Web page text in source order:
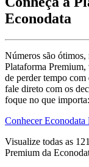
Econodata
Números são ótimos,
Plataforma Premium,
de perder tempo com
fale direto com os
foque no que
Conhecer Econodata
Visualize todas as 121
Premium da